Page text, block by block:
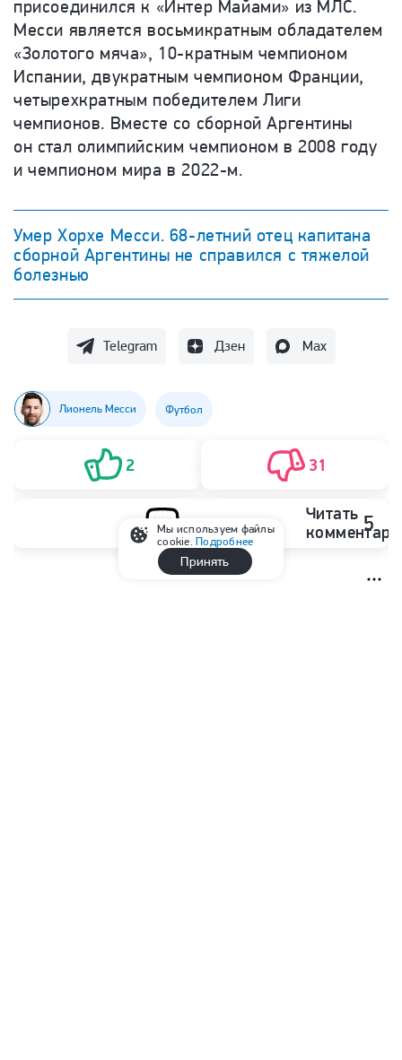
присоединился к «Интер Майами» из МЛС.
Месси является восьмикратным обладателем
«Золотого мяча», 10-кратным чемпионом
Испании, двукратным чемпионом Франции,
четырехкратным победителем Лиги
чемпионов. Вместе со сборной Аргентины
он стал олимпийским чемпионом в 2008 году
и чемпионом мира в 2022-м.
Умер Хорхе Месси. 68-летний отец капитана
сборной Аргентины не справился с тяжелой
болезнью
Telegram Дзен Max
Лионель Месси Футбол
2 31
Читать 5
Мы используем файлы
cookie.Подробнее
Принять